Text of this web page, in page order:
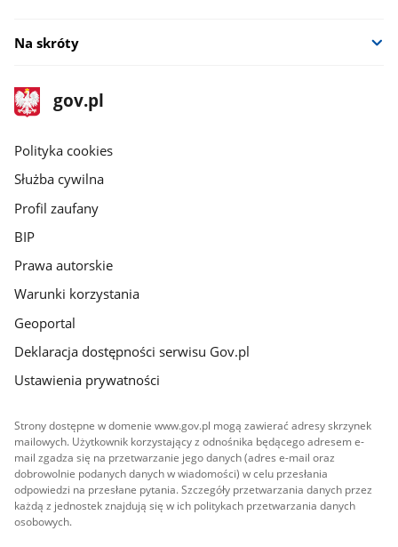
Na skróty
stopka
gov.pl
Strona
gov.pl
gov.pl
Polityka cookies
Służba cywilna
Profil zaufany
BIP
Prawa autorskie
Warunki korzystania
Geoportal
Deklaracja dostępności serwisu Gov.pl
Ustawienia prywatności
Strony dostępne w domenie www.gov.pl mogą zawierać adresy skrzynek
mailowych. Użytkownik korzystający z odnośnika będącego adresem e-
mail zgadza się na przetwarzanie jego danych (adres e-mail oraz
dobrowolnie podanych danych w wiadomości) w celu przesłania
odpowiedzi na przesłane pytania. Szczegóły przetwarzania danych przez
każdą z jednostek znajdują się w ich politykach przetwarzania danych
osobowych.